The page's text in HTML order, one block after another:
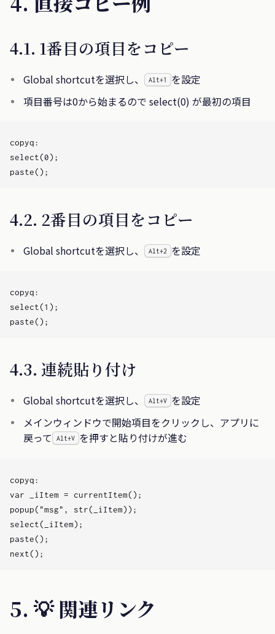
4.1. 1番目の項目をコピー
Global shortcutを選択し、 Alt+1
を設定
項目番号は0から始まるので select(0) が最初の項目
copyq:
select(0);
4.2. 2番目の項目をコピー
Global shortcutを選択し、 Alt+2 を設定
copyq:
select(1);
4.3. 連続貼り付け
Global shortcutを選択し、 Alt+V
を設定
メインウィンドウで開始項目をクリックし、アプリに
戻って Alt+V を押すと貼り付けが進む
copyq:
var _iItem = currentItem();
popup("msg", str(_iItem));
select(_iItem);
paste();
5. 💡 関連リンク